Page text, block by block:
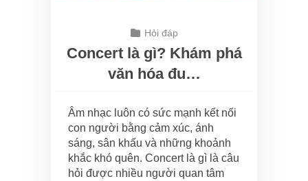
Hỏi đáp
Concert là gì? Khám phá
văn hóa đu…
Âm nhạc luôn có sức mạnh kết nối
con người bằng cảm xúc, ánh
sáng, sân khấu và những khoảnh
khắc khó quên. Concert là gì là câu
hỏi được nhiều người quan tâm